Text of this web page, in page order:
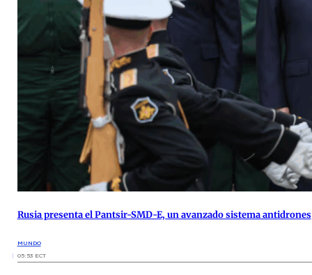
Rusia presenta el Pantsir-SMD-E, un avanzado sistema antidrones
MUNDO
05:53 ECT